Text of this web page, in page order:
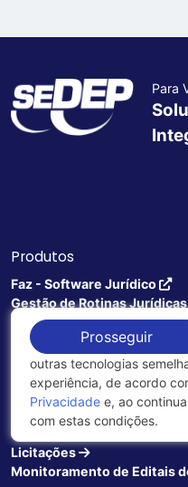
Para
Produtos
Faz - Software Jurídico
Gestão de Rotinas
Legal Lake
Buscador Jurídico de
Acompanhamento de
Monitoramento de nomes
Licitações
Monitoramento de Editais
Prosseguir
outras tecnologias
experiência, de acordo
Privacidade e, ao
com estas condições.